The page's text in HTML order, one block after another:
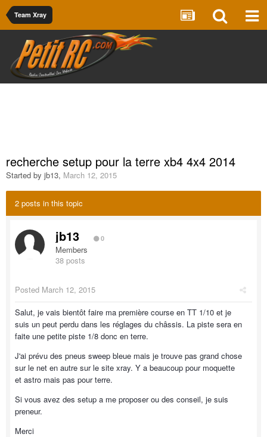
Team Xray
recherche setup pour la terre xb4 4x4 2014
Started by jb13, March 12, 2015
2 posts in this topic
jb13 0
Members
38 posts
Posted March 12, 2015
Salut, je vais bientôt faire ma première course en TT 1/10 et je
suis un peut perdu dans les réglages du châssis. La piste sera en
faite une petite piste 1/8 donc en terre.
J'ai prévu des pneus sweep bleue mais je trouve pas grand chose
sur le net en autre sur le site xray. Y a beaucoup pour moquette
et astro mais pas pour terre.
Si vous avez des setup a me proposer ou des conseil, je suis
preneur.
Merci